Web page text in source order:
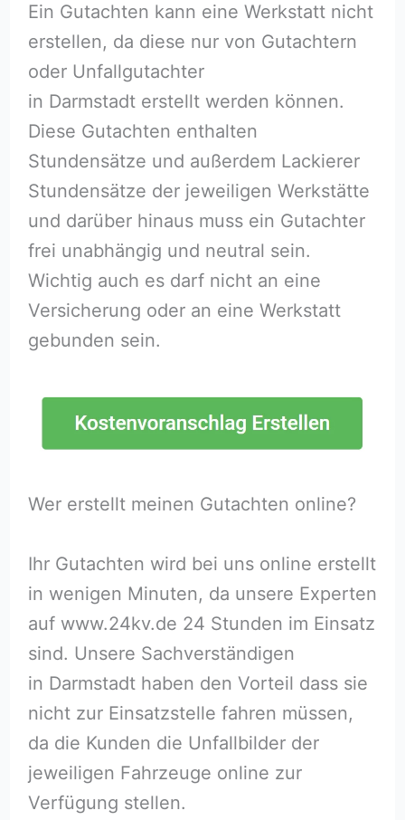
Ein Gutachten kann eine Werkstatt nicht
erstellen, da diese nur von Gutachtern
oder Unfallgutachter
in Darmstadt erstellt werden können.
Diese Gutachten enthalten
Stundensätze und außerdem Lackierer
Stundensätze der jeweiligen Werkstätte
und darüber hinaus muss ein Gutachter
frei unabhängig und neutral sein.
Wichtig auch es darf nicht an eine
Versicherung oder an eine Werkstatt
gebunden sein.
Wer erstellt meinen Gutachten online?
Ihr Gutachten wird bei uns online erstellt
in wenigen Minuten, da unsere Experten
auf www.24kv.de 24 Stunden im Einsatz
sind. Unsere Sachverständigen
in Darmstadt haben den Vorteil dass sie
nicht zur Einsatzstelle fahren müssen,
da die Kunden die Unfallbilder der
jeweiligen Fahrzeuge online zur
Verfügung stellen.